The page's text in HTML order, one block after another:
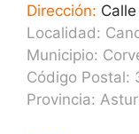
Dirección:
Localidad:
Municipio:
Código Postal:
Provincia: